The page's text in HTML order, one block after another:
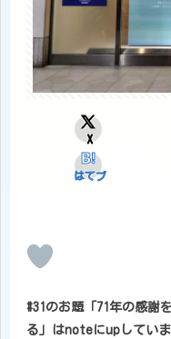
X
はてブ
#31のお題「71年の感謝
る」はnoteにupしていま